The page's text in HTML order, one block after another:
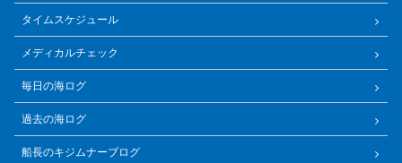
タイムスケジュール
メディカルチェック
毎日の海ログ
過去の海ログ
船長のキジムナーブログ